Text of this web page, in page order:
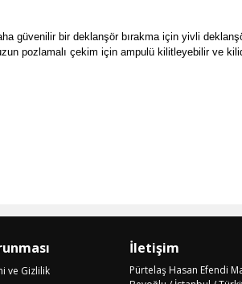
güvenilir bir deklanşör bırakma için yivli
pozlamalı çekim için ampulü kilitleyebilir ve
ve Gizlilik
İletişim
Pürtelaş Hasan Efendi